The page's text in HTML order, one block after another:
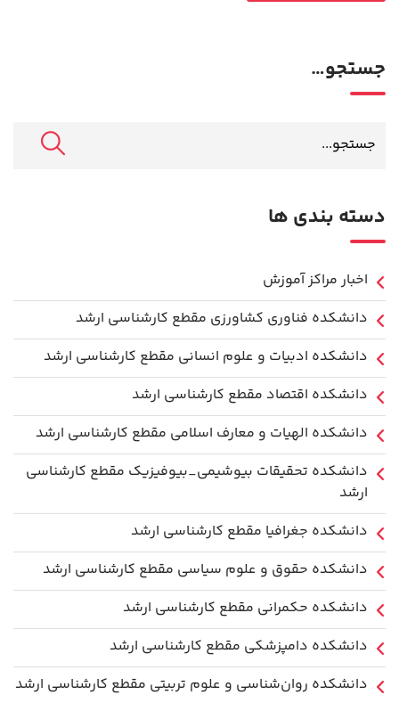
جستجو…
دسته بندی ها
اخبار مراکز آموزش
دانشكده فناوري كشاورزی مقطع کارشناسی ارشد
دانشکده ادبیات و علوم انسانی مقطع کارشناسی ارشد
دانشکده اقتصاد مقطع کارشناسی ارشد
دانشکده الهیات و معارف اسلامی مقطع کارشناسی ارشد
دانشکده تحقیقات بیوشیمی_بیوفیزیک مقطع کارشناسی
ارشد
دانشکده جغرافیا مقطع کارشناسی ارشد
دانشکده حقوق و علوم سیاسی مقطع کارشناسی ارشد
دانشکده حکمرانی مقطع کارشناسی ارشد
دانشکده دامپزشکی مقطع کارشناسی ارشد
دانشکده روان‌شناسی و علوم تربیتی مقطع کارشناسی ارشد